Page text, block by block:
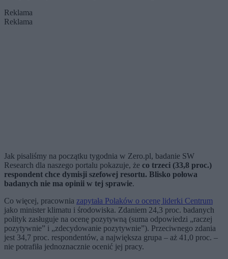
Reklama
Reklama
Jak pisaliśmy na początku tygodnia w Zero.pl, badanie SW
Research dla naszego portalu pokazuje, że co trzeci (33,8 proc.)
respondent chce dymisji szefowej resortu. Blisko połowa
badanych nie ma opinii w tej sprawie.
Co więcej, pracownia zapytała Polaków o ocenę liderki Centrum
jako minister klimatu i środowiska. Zdaniem 24,3 proc. badanych
polityk zasługuje na ocenę pozytywną (suma odpowiedzi „raczej
pozytywnie” i „zdecydowanie pozytywnie”). Przeciwnego zdania
jest 34,7 proc. respondentów, a największa grupa – aż 41,0 proc. –
nie potrafiła jednoznacznie ocenić jej pracy.